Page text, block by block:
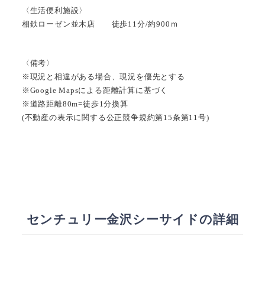
〈生活便利施設〉
相鉄ローゼン並木店 徒歩11分/約900ｍ
〈備考〉
※現況と相違がある場合、現況を優先とする
※Google Mapsによる距離計算に基づく
※道路距離80m=徒歩1分換算
(不動産の表示に関する公正競争規約第15条第11号)
センチュリー金沢シーサイドの詳細